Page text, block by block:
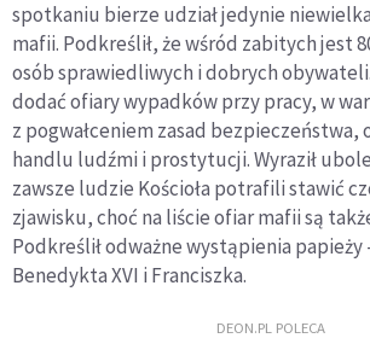
spotkaniu bierze udział jedynie
mafii. Podkreślił, że wśród zabitych jest
osób sprawiedliwych i dobrych
dodać ofiary wypadków przy pracy, w
z pogwałceniem zasad bezpieczeństwa,
handlu ludźmi i prostytucji. Wyraził
zawsze ludzie Kościoła potrafili stawić
zjawisku, choć na liście ofiar mafii są
Podkreślił odważne wystąpienia papieży -
Benedykta XVI i Franciszka.
DEON.PL POLECA